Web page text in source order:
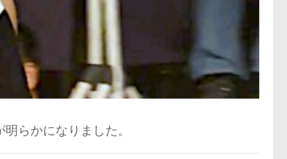
らかになりました。